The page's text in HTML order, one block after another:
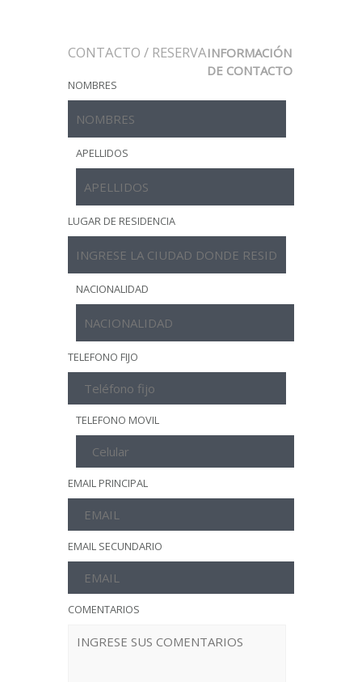
CONTACTO / RESERVAINFORMACIÓN
DE CONTACTO
NOMBRES
APELLIDOS
LUGAR DE RESIDENCIA
NACIONALIDAD
TELEFONO FIJO
TELEFONO MOVIL
EMAIL PRINCIPAL
EMAIL SECUNDARIO
COMENTARIOS